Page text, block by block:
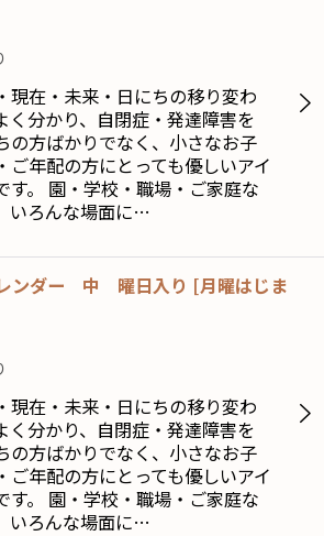
現在・未来・日にちの移り変わ
く分かり、自閉症・発達障害を
の方ばかりでなく、小さなお子
ご年配の方にとっても優しいアイ
す。 園・学校・職場・ご家庭な
いろんな場面に…
ンダー 中 曜日入り [月曜はじま
現在・未来・日にちの移り変わ
く分かり、自閉症・発達障害を
の方ばかりでなく、小さなお子
ご年配の方にとっても優しいアイ
す。 園・学校・職場・ご家庭な
いろんな場面に…